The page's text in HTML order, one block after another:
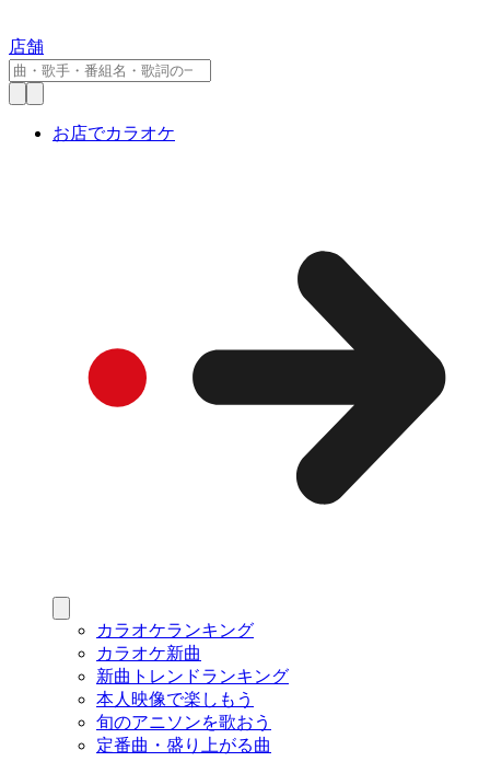
店舗
お店でカラオケ
カラオケランキング
カラオケ新曲
新曲トレンドランキング
本人映像で楽しもう
旬のアニソンを歌おう
定番曲・盛り上がる曲